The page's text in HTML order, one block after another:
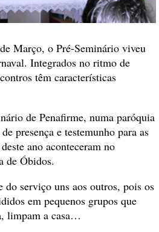
Março, o Pré-Seminário viveu
Integrados no ritmo de
têm características
de Penafirme, numa paróquia
presença e testemunho para as
ano aconteceram no
de Óbidos.
do serviço uns aos outros, pois os
em pequenos grupos que
limpam a casa…